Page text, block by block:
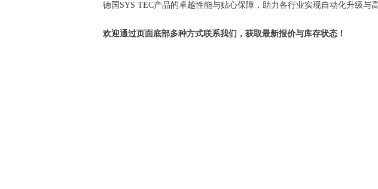
德国SYS TEC产品的卓越性能与贴心保障，助力各行业实现自动化升级与
欢迎通过页面底部多种方式联系我们，获取最新报价与库存状态！